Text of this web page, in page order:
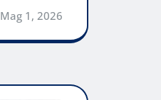
Mag 1, 2026